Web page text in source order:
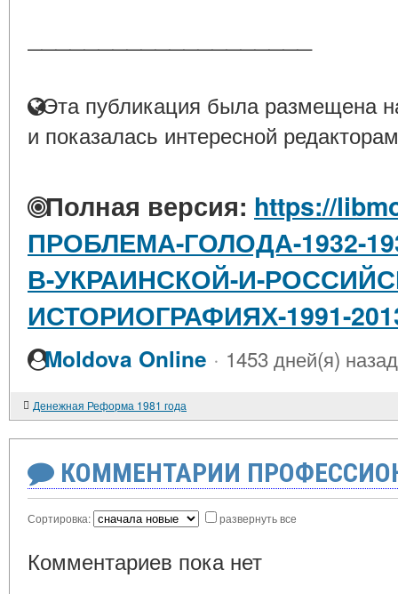
Эта публикация была размещена
и показалась интересной
Полная версия: https://
ПРОБЛЕМА-ГОЛОДА-1932-
В-УКРАИНСКОЙ-И-
ИСТОРИОГРАФИЯХ-1991-
Moldova Online · 1453 дней(я) назад
Денежная Реформа 1981 года
КОММЕНТАРИИ
Сортировка: развернуть все
Комментариев пока нет